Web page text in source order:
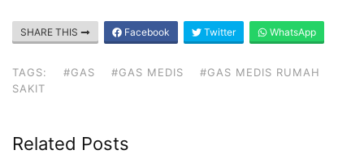
SHARE THIS Facebook Twitter WhatsApp
TAGS: #GAS #GAS MEDIS
#GAS MEDIS RUMAH
SAKIT
Related Posts